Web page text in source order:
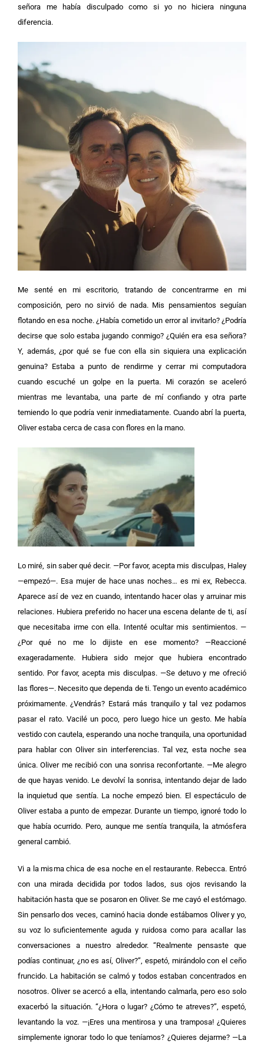
señora me había disculpado como si yo no hiciera ninguna
diferencia.
Me senté en mi escritorio, tratando de concentrarme en mi
composición, pero no sirvió de nada. Mis pensamientos seguían
flotando en esa noche. ¿Había cometido un error al invitarlo? ¿Podría
decirse que solo estaba jugando conmigo? ¿Quién era esa señora?
Y, además, ¿por qué se fue con ella sin siquiera una explicación
genuina? Estaba a punto de rendirme y cerrar mi computadora
cuando escuché un golpe en la puerta. Mi corazón se aceleró
mientras me levantaba, una parte de mí confiando y otra parte
temiendo lo que podría venir inmediatamente. Cuando abrí la puerta,
Oliver estaba cerca de casa con flores en la mano.
Lo miré, sin saber qué decir. —Por favor, acepta mis disculpas, Haley
—empezó—. Esa mujer de hace unas noches… es mi ex, Rebecca.
Aparece así de vez en cuando, intentando hacer olas y arruinar mis
relaciones. Hubiera preferido no hacer una escena delante de ti, así
que necesitaba irme con ella. Intenté ocultar mis sentimientos. —
¿Por qué no me lo dijiste en ese momento? —Reaccioné
exageradamente. Hubiera sido mejor que hubiera encontrado
sentido. Por favor, acepta mis disculpas. —Se detuvo y me ofreció
las flores—. Necesito que dependa de ti. Tengo un evento académico
próximamente. ¿Vendrás? Estará más tranquilo y tal vez podamos
pasar el rato. Vacilé un poco, pero luego hice un gesto. Me había
vestido con cautela, esperando una noche tranquila, una oportunidad
para hablar con Oliver sin interferencias. Tal vez, esta noche sea
única. Oliver me recibió con una sonrisa reconfortante. —Me alegro
de que hayas venido. Le devolví la sonrisa, intentando dejar de lado
la inquietud que sentía. La noche empezó bien. El espectáculo de
Oliver estaba a punto de empezar. Durante un tiempo, ignoré todo lo
que había ocurrido. Pero, aunque me sentía tranquila, la atmósfera
general cambió.
Vi a la misma chica de esa noche en el restaurante. Rebecca. Entró
con una mirada decidida por todos lados, sus ojos revisando la
habitación hasta que se posaron en Oliver. Se me cayó el estómago.
Sin pensarlo dos veces, caminó hacia donde estábamos Oliver y yo,
su voz lo suficientemente aguda y ruidosa como para acallar las
conversaciones a nuestro alrededor. “Realmente pensaste que
podías continuar, ¿no es así, Oliver?”, espetó, mirándolo con el ceño
fruncido. La habitación se calmó y todos estaban concentrados en
nosotros. Oliver se acercó a ella, intentando calmarla, pero eso solo
exacerbó la situación. “¿Hora o lugar? ¿Cómo te atreves?”, espetó,
levantando la voz. —¡Eres una mentirosa y una tramposa! ¿Quieres
simplemente ignorar todo lo que teníamos? ¿Quieres dejarme? —La